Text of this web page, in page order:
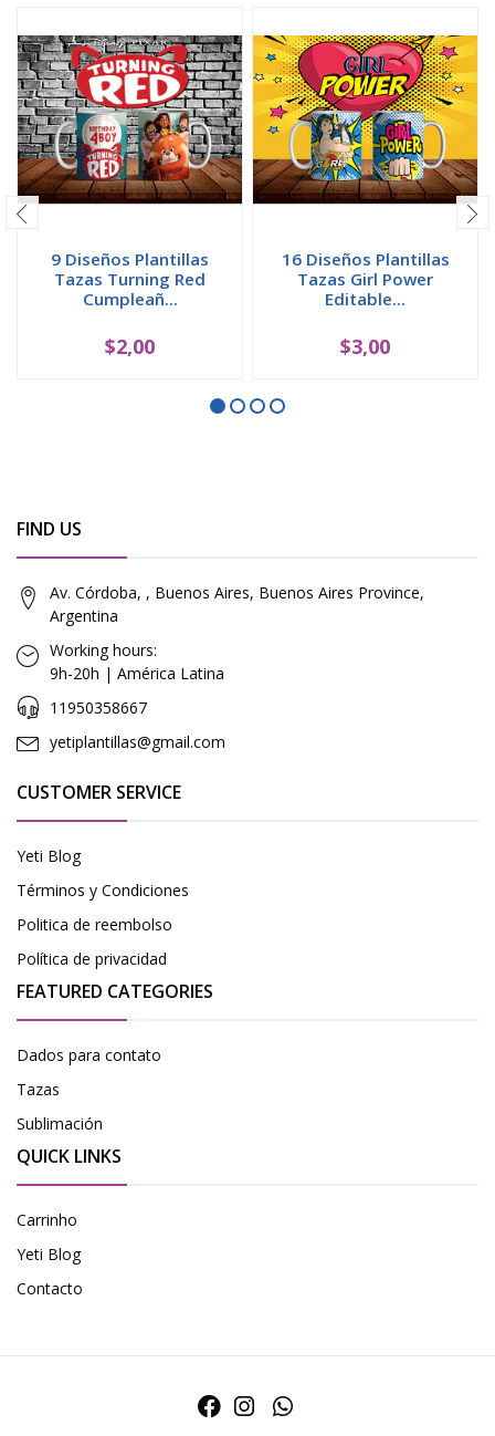
9 Diseños Plantillas
Tazas Turning Red
Cumpleañ...
$2,00
16 Diseños Plantillas
Tazas Girl Power
Editable...
$3,00
FIND US
Av. Córdoba, , Buenos Aires, Buenos Aires Province,
Argentina
Working hours:
9h-20h | América Latina
11950358667
yetiplantillas@gmail.com
CUSTOMER SERVICE
Yeti Blog
Términos y Condiciones
Politica de reembolso
Política de privacidad
FEATURED CATEGORIES
Dados para contato
Tazas
Sublimación
QUICK LINKS
Carrinho
Yeti Blog
Contacto